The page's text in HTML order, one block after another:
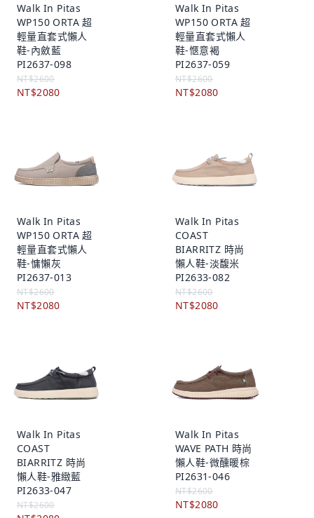
Walk In Pitas
WP150 ORTA 超
輕量直套式懶人
鞋-內斂藍
PI2637-098
NT$2600
NT$2080
Walk In Pitas
WP150 ORTA 超
輕量直套式懶人
鞋-愜意褐
PI2637-059
NT$2600
NT$2080
Walk In Pitas
WP150 ORTA 超
輕量直套式懶人
鞋-慵懶灰
PI2637-013
NT$2600
NT$2080
Walk In Pitas
COAST
BIARRITZ 時尚
懶人鞋-淡馥米
PI2633-082
NT$2600
NT$2080
Walk In Pitas
COAST
BIARRITZ 時尚
懶人鞋-雅緻藍
PI2633-047
NT$2600
Walk In Pitas
WAVE PATH 時尚
懶人鞋-微醺暖棕
PI2631-046
NT$2600
NT$2080